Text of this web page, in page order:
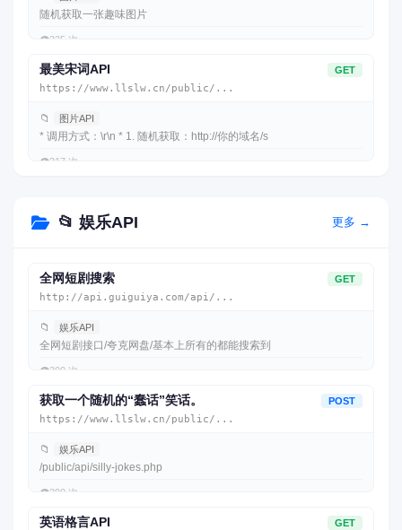
随机获取一张趣味图片
👁️225 次
最美宋词API GET
https://www.llslw.cn/public/...
📁 图片API
* 调用方式：\r\n * 1. 随机获取：http://你的域名/s
👁️217 次
📂 娱乐API 更多 →
全网短剧搜索 GET
http://api.guiguiya.com/api/...
📁 娱乐API
全网短剧接口/夸克网盘/基本上所有的都能搜索到
👁️300 次
获取一个随机的“蠢话”笑话。 POST
https://www.llslw.cn/public/...
📁 娱乐API
/public/api/silly-jokes.php
👁️290 次
英语格言API GET